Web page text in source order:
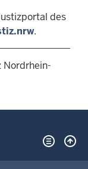
des
.
Nordrhein-